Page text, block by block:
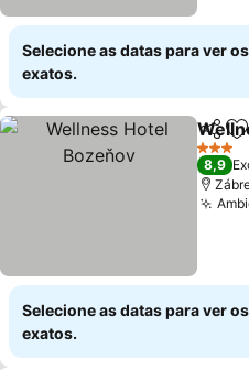
Selecione as datas para ver
exatos.
3 Estrelas
8,9
Selecione as datas para ver
exatos.